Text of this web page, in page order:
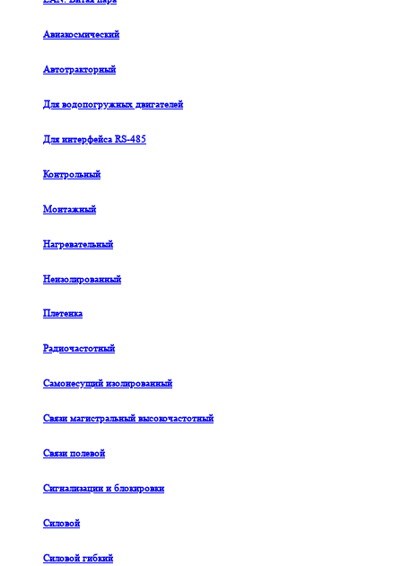
Авиакосмический
Автотракторный
Для водопогружных двигателей
Для интерфейса RS-485
Контрольный
Монтажный
Нагревательный
Неизолированный
Плетенка
Радиочастотный
Самонесущий изолированный
Связи магистральный высокочастотный
Связи полевой
Сигнализации и блокировки
Силовой
Силовой гибкий